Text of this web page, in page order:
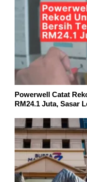
Powerwell Catat
RM24.1 Juta, Sasar